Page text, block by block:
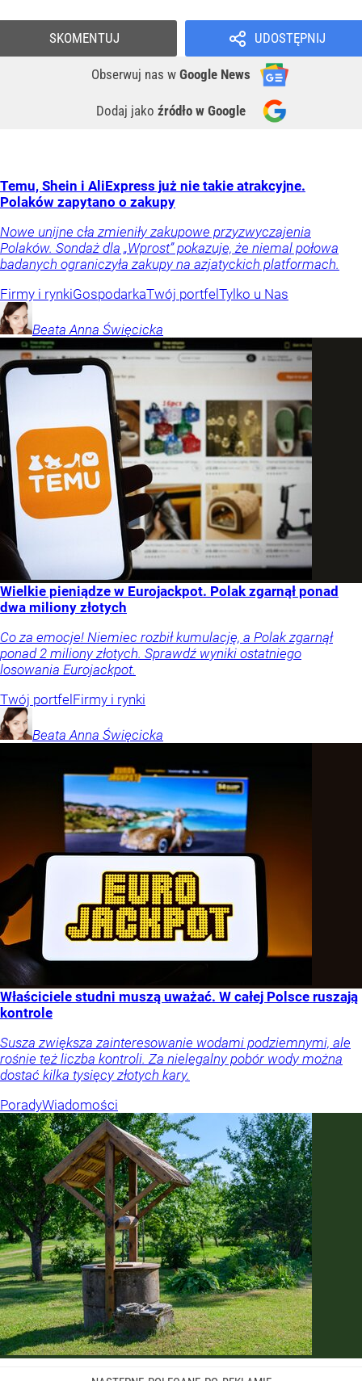
UDOSTĘPNIJ
Obserwuj nas w Google News
Dodaj jako źródło w Google
SKOMENTUJ
Temu, Shein i AliExpress już nie takie atrakcyjne.
Polaków zapytano o zakupy
Nowe unijne cła zmieniły zakupowe przyzwyczajenia
Polaków. Sondaż dla „Wprost” pokazuje, że niemal połowa
badanych ograniczyła zakupy na azjatyckich platformach.
Firmy i rynkiGospodarkaTwój portfel Tylko u Nas
Beata Anna Święcicka
Wielkie pieniądze w Eurojackpot. Polak zgarnął ponad
dwa miliony złotych
Co za emocje! Niemiec rozbił kumulację, a Polak zgarnął
ponad 2 miliony złotych. Sprawdź wyniki ostatniego
losowania Eurojackpot.
Twój portfel Firmy i rynki
Beata Anna Święcicka
Właściciele studni muszą uważać. W całej Polsce ruszają
kontrole
Susza zwiększa zainteresowanie wodami podziemnymi, ale
rośnie też liczba kontroli. Za nielegalny pobór wody można
dostać kilka tysięcy złotych kary.
PoradyWiadomości